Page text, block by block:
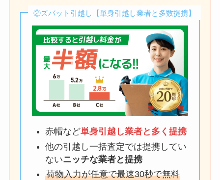
②ズバット引越し【単身引越し業者と多数提携】
赤帽など単身引越し業者と多く提携
他の引越し一括査定では提携してい
ないニッチな業者と提携
荷物入力が任意で最速30秒で無料